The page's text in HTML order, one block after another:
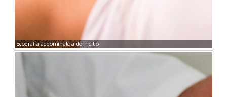
Ecografia addominale a domicilio